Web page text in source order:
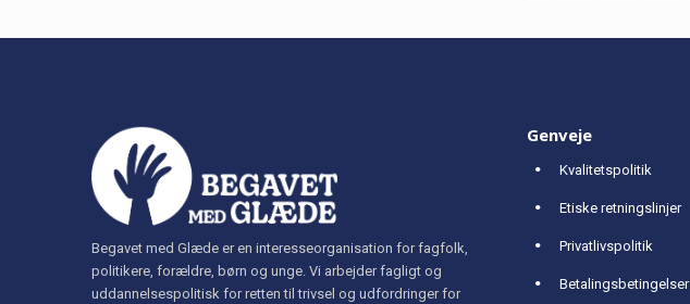
Begavet med Glæde er en interesseorganisation for fagfolk,
politikere, forældre, børn og unge. Vi arbejder fagligt og
uddannelsespolitisk for retten til trivsel og udfordringer for
Genveje
Kvalitetspolitik
Etiske retningslinjer
Privatlivspolitik
Betalingsbetingelser